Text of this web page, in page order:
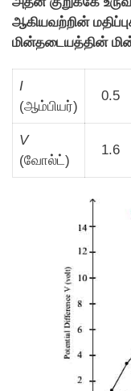
ஆகியவற்றின்
மின்தடையத்தின்
I
(ஆம்பியர்)
0.5
V
(வோல்ட்)
1.6